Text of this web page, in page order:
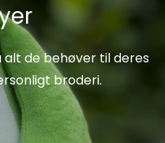
de behøver til deres
broderi.